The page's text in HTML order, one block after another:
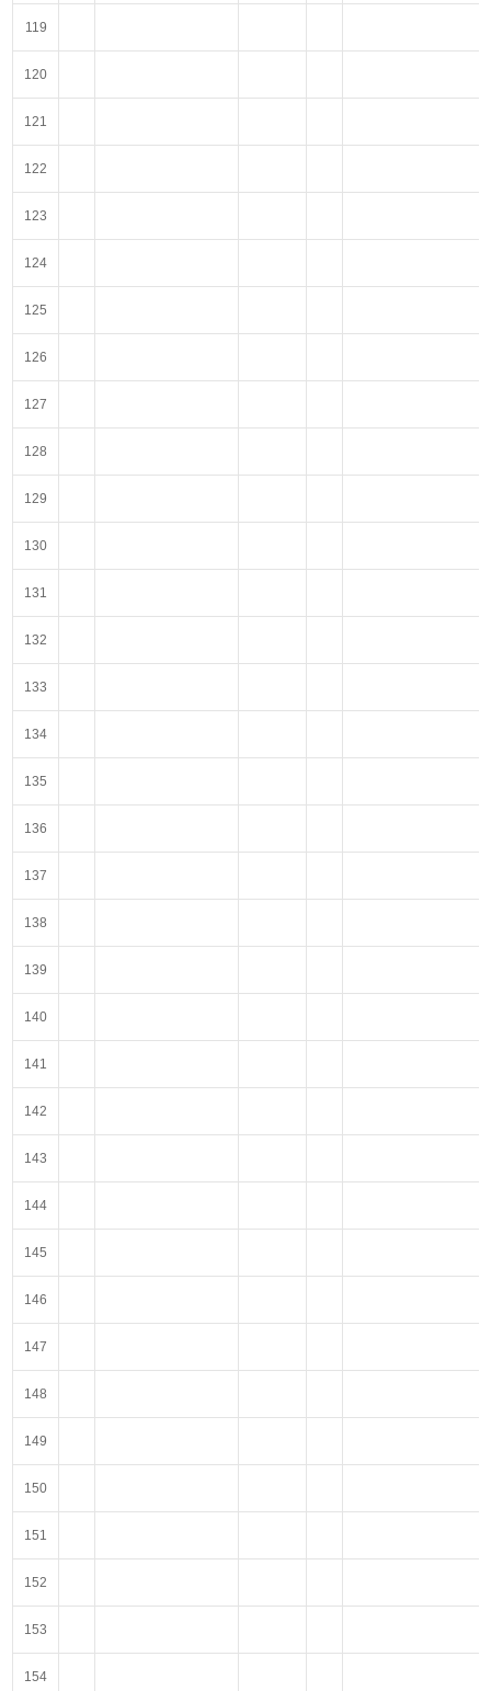
119
120
121
122
123
124
125
126
127
128
129
130
131
132
133
134
135
136
137
138
139
140
141
142
143
144
145
146
147
148
149
150
151
152
153
154